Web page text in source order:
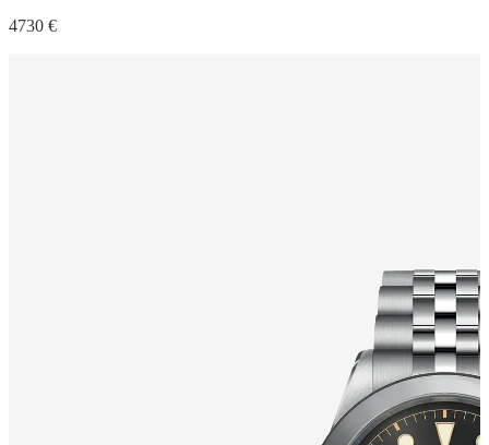
4730 €